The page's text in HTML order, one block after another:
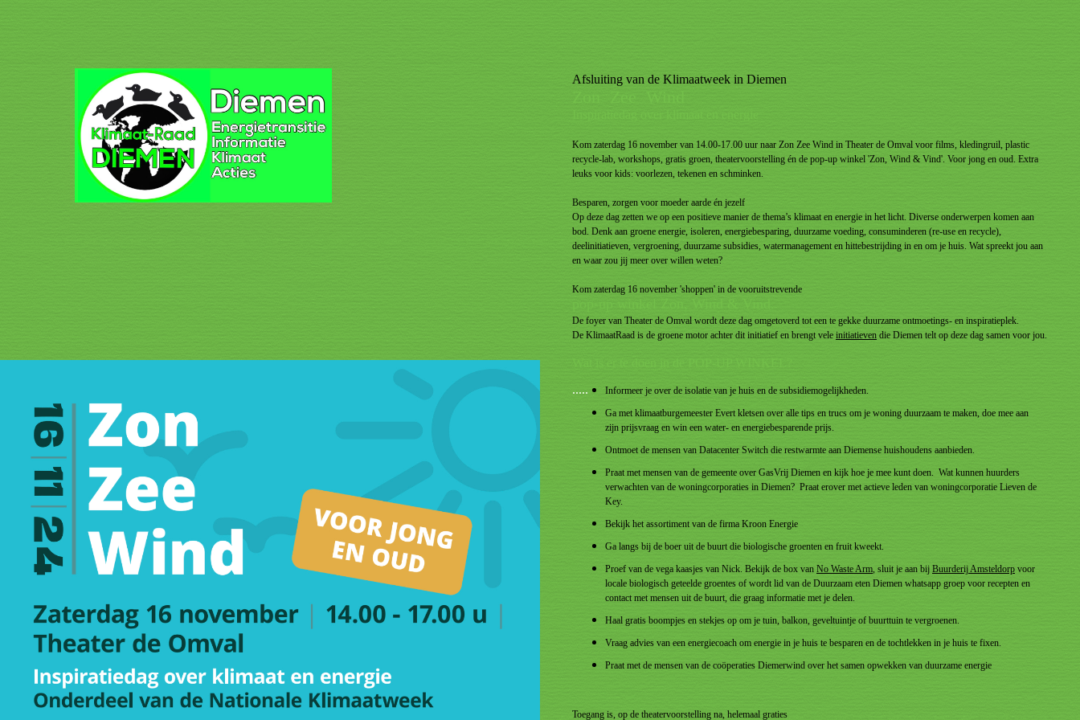
Afsluiting van de Klimaatweek in Diemen
Kom zaterdag 16 november van 14.00-17.00 uur naar Zon Zee Wind in Theater de Omval voor films, kledingruil, plastic
recycle-lab, workshops, gratis groen, theatervoorstelling én de pop-up winkel 'Zon, Wind & Vind'. Voor jong en oud. Extra
leuks voor kids: voorlezen, tekenen en schminken.
Besparen, zorgen voor moeder aarde én jezelf
Op deze dag zetten we op een positieve manier de thema’s klimaat en energie in het licht. Diverse onderwerpen komen aan
bod. Denk aan groene energie, isoleren, energiebesparing, duurzame voeding, consuminderen (re-use en recycle),
deelinitiatieven, vergroening, duurzame subsidies, watermanagement en hittebestrijding in en om je huis. Wat spreekt jou aan
en waar zou jij meer over willen weten?
Kom zaterdag 16 november 'shoppen' in de vooruitstrevende
De foyer van Theater de Omval wordt deze dag omgetoverd tot een te gekke duurzame ontmoetings- en inspiratieplek.
De KlimaatRaad is de groene motor achter dit initiatief en brengt vele initiatieven die Diemen telt op deze dag samen voor jou.
.....
Informeer je over de isolatie van je huis en de subsidiemogelijkheden.
Ga met klimaatburgemeester Evert kletsen over alle tips en trucs om je woning duurzaam te maken, doe mee aan
zijn prijsvraag en win een water- en energiebesparende prijs.
Ontmoet de mensen van Datacenter Switch die restwarmte aan Diemense huishoudens aanbieden.
Praat met mensen van de gemeente over GasVrij Diemen en kijk hoe je mee kunt doen. Wat kunnen huurders
verwachten van de woningcorporaties in Diemen? Praat erover met actieve leden van woningcorporatie Lieven de
Key.
Bekijk het assortiment van de firma Kroon Energie
Ga langs bij de boer uit de buurt die biologische groenten en fruit kweekt.
Proef van de vega kaasjes van Nick. Bekijk de box van No Waste Arm, sluit je aan bij Buurderij Amsteldorp voor
locale biologisch geteelde groentes of wordt lid van de Duurzaam eten Diemen whatsapp groep voor recepten en
contact met mensen uit de buurt, die graag informatie met je delen.
Haal gratis boompjes en stekjes op om je tuin, balkon, geveltuintje of buurttuin te vergroenen.
Vraag advies van een energiecoach om energie in je huis te besparen en de tochtlekken in je huis te fixen.
Praat met de mensen van de coöperaties Diemerwind over het samen opwekken van duurzame energie
Toegang is, op de theatervoorstelling na, helemaal graties